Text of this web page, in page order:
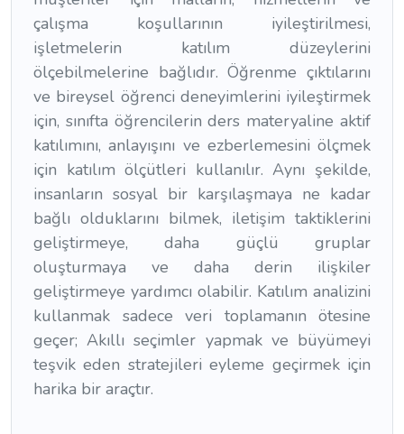
çalışma koşullarının iyileştirilmesi,
işletmelerin katılım düzeylerini
ölçebilmelerine bağlıdır. Öğrenme çıktılarını
ve bireysel öğrenci deneyimlerini iyileştirmek
için, sınıfta öğrencilerin ders materyaline aktif
katılımını, anlayışını ve ezberlemesini ölçmek
için katılım ölçütleri kullanılır. Aynı şekilde,
insanların sosyal bir karşılaşmaya ne kadar
bağlı olduklarını bilmek, iletişim taktiklerini
geliştirmeye, daha güçlü gruplar
oluşturmaya ve daha derin ilişkiler
geliştirmeye yardımcı olabilir. Katılım analizini
kullanmak sadece veri toplamanın ötesine
geçer; Akıllı seçimler yapmak ve büyümeyi
teşvik eden stratejileri eyleme geçirmek için
harika bir araçtır.